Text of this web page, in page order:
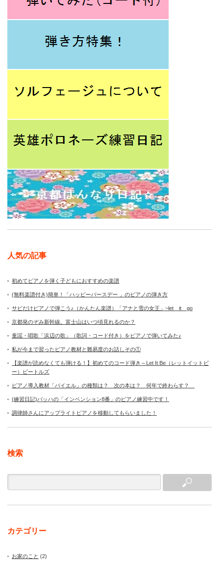
人気の記事
初めてピアノを弾く子どもにおすすめの楽譜
(無料楽譜付き)簡単！「ハッピーバースデー 」のピアノの弾き方
サビだけピアノで弾こう♪（かんたん楽譜）「アナと雪の女王」~let it go
京都発のぞみ新幹線。富士山はいつ頃見れるのか？
童謡・唱歌「浜辺の歌」（歌詞・コード付き）をピアノで弾いてみた♪
私が今まで習ったピアノ教材と難易度のお話しその①
【楽譜が読めなくても弾ける！】初めてのコード弾き～Let It Be（レットイットビ
ー）ビートルズ
ピアノ導入教材「バイエル」の種類は？ 次の本は？ 何年で終わらす？
(練習日記)バッハの「インベンション8番」のピアノ練習中です！
調律師さんにアップライトピアノを移動してもらいました！
検索
カテゴリー
お家のこと (2)